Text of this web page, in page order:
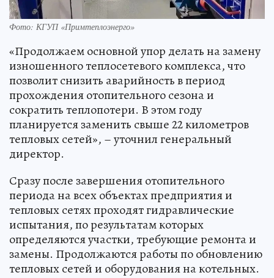
Фото: КГУП «Примтеплоэнерго»
«Продолжаем основной упор делать на замену
изношенного теплосетевого комплекса, что
позволит снизить аварийность в период
прохождения отопительного сезона и
сократить теплопотери. В этом году
планируется заменить свыше 22 километров
тепловых сетей», – уточнил генеральный
директор.
Сразу после завершения отопительного
периода на всех объектах предприятия и
тепловых сетях проходят гидравлические
испытания, по результатам которых
определяются участки, требующие ремонта и
замены. Продолжаются работы по обновлению
тепловых сетей и оборудования на котельных.